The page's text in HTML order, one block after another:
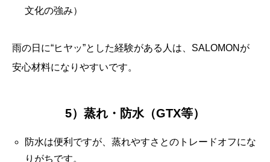
文化の強み）
雨の日に“ヒヤッ”とした経験がある人は、SALOMONが
安心材料になりやすいです。
5）蒸れ・防水（GTX等）
防水は便利ですが、蒸れやすさとのトレードオフにな
りがちです。